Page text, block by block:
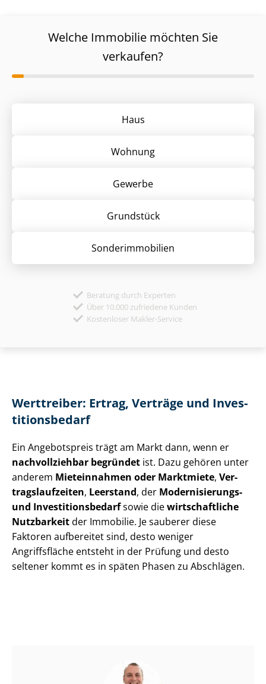
Welche Immobilie möchten Sie
verkaufen?
Haus
Wohnung
Gewerbe
Grund­stück
Sonder­immobilien
Beratung durch Experten
Über 10.000 zufriedene Kunden
Kostenloser Makler-Service
Werttreiber: Ertrag, Verträge und In­ves­
ti­ti­ons­be­darf
Ein Angebotspreis trägt am Markt dann, wenn er
nachvollziehbar begründet ist. Dazu gehören unter
anderem Mieteinnahmen oder Marktmiete, Ver­
trags­lauf­zei­ten, Leerstand, der Modernisierungs-
und In­ves­ti­ti­ons­be­darfsowie diewirtschaftliche
Nutzbarkeitder Immobilie. Je sauberer diese
Faktoren aufbereitet sind, desto weniger
Angriffsfläche entsteht in der Prüfung und desto
seltener kommt es in späten Phasen zu Abschlägen.